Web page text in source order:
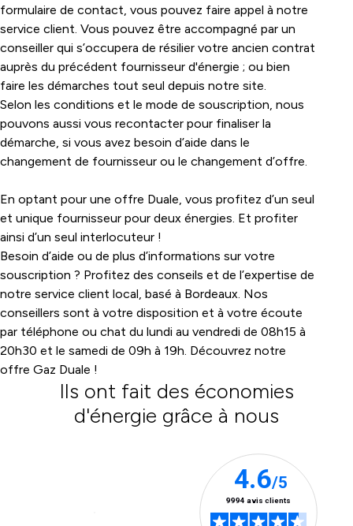
formulaire de contact, vous pouvez faire appel à notre
service client. Vous pouvez être accompagné par un
conseiller qui s’occupera de résilier votre ancien contrat
auprès du précédent fournisseur d'énergie ; ou bien
faire les démarches tout seul depuis notre site.
Selon les conditions et le mode de souscription, nous
pouvons aussi vous recontacter pour finaliser la
démarche, si vous avez besoin d’aide dans le
changement de fournisseur ou le changement d’offre.
En optant pour une offre Duale, vous profitez d’un seul
et unique fournisseur pour deux énergies. Et profiter
ainsi d’un seul interlocuteur !
Besoin d’aide ou de plus d’informations sur votre
souscription ? Profitez des conseils et de l’expertise de
notre service client local, basé à Bordeaux. Nos
conseillers sont à votre disposition et à votre écoute
par téléphone ou chat du lundi au vendredi de 08h15 à
20h30 et le samedi de 09h à 19h. Découvrez notre
offre Gaz Duale !
Ils ont fait des économies
d'énergie grâce à nous